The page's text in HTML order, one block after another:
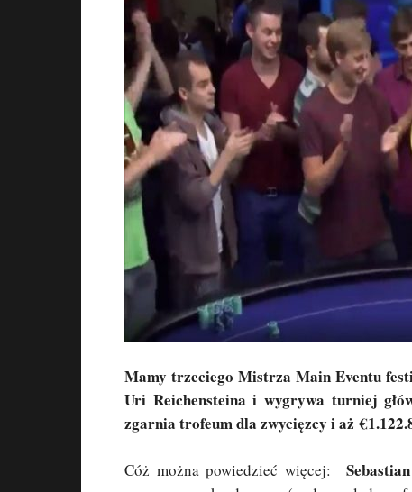
Mamy trzeciego Mistrza Main Eventu
Uri Reichensteina i wygrywa turniej
zgarnia trofeum dla zwycięzcy i aż
Cóż można powiedzieć więcej: